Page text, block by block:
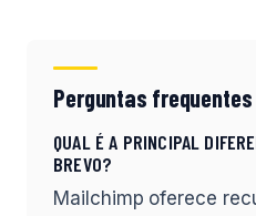
Perguntas frequentes
QUAL É A PRINCIPAL
BREVO?
Mailchimp oferece